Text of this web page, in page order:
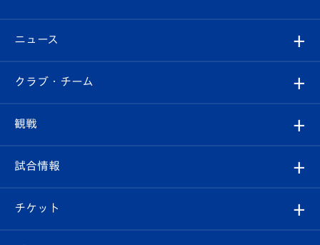
ニュース
すべて
クラブ
試合情報
クラブ・チーム
クラブ概要
エンブレム紹介
観戦
観戦ルール
はじめての観戦ガイド
試合情報
試合日程/結果
チケット